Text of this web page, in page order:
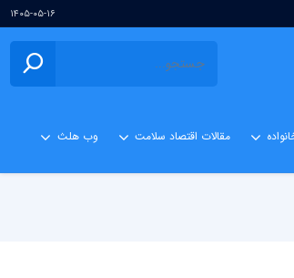
۱۴۰۵-۰۵-۱۶
مقالات اقتصاد سلامت وب هلث